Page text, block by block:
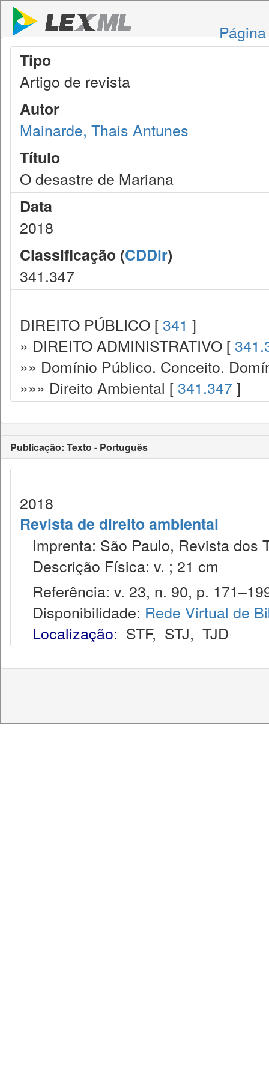
Tipo
Artigo de revista
Autor
Mainarde, Thais Antunes
Título
O desastre de Mariana
Data
2018
Classificação (CDDir)
341.347
DIREITO PÚBLICO [ 341 ]
» DIREITO ADMINISTRATIVO [
»» Domínio Público. Conceito.
»»» Direito Ambiental [ 341.347 ]
Publicação: Texto - Português
2018
Revista de direito ambiental
Imprenta: São Paulo, Revista dos
Descrição Física: v. ; 21 cm
Referência: v. 23, n. 90, p.
Disponibilidade: Rede Virtual de
Localização: STF, STJ, TJD